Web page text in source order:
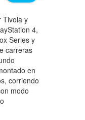
Tivola y
4,
Series y
carreras
en
corriendo
modo